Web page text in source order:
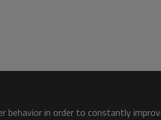
behavior in order to constantly